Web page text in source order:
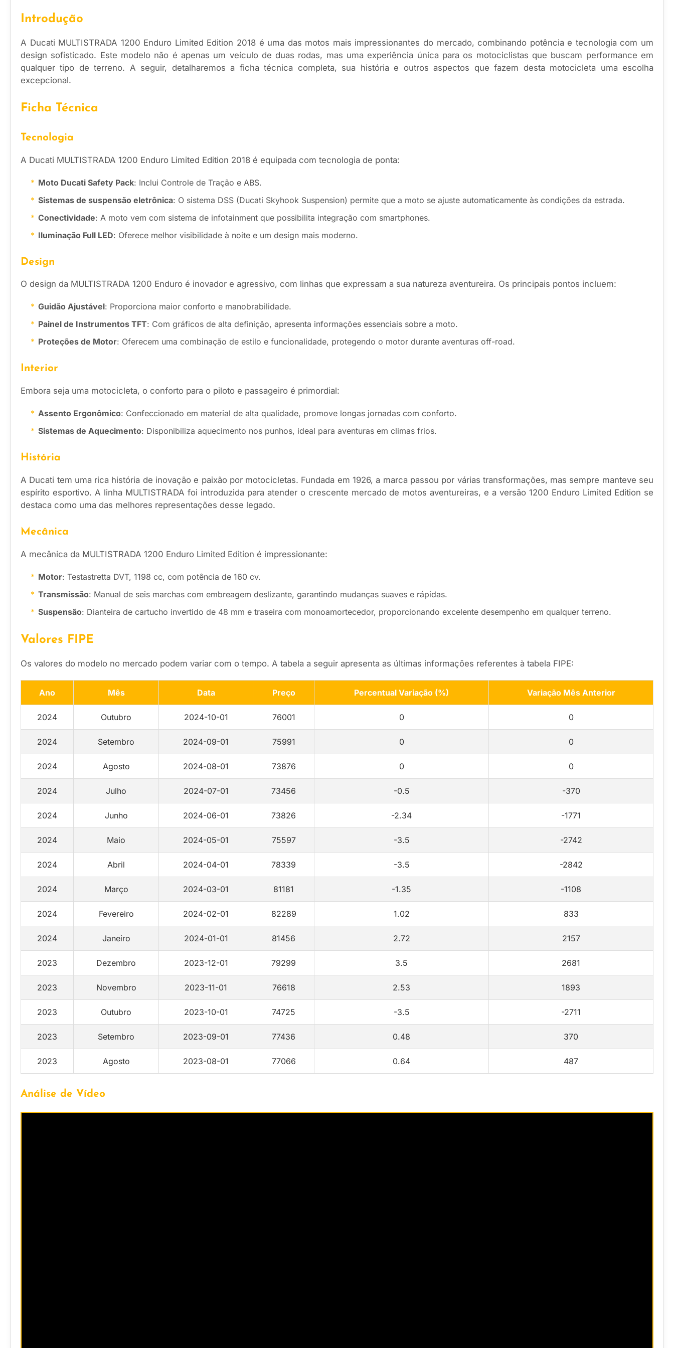
Introdução
A Ducati MULTISTRADA 1200 Enduro Limited Edition 2018 é uma das motos mais impressionantes do mercado, combinando potência e tecnologia com um
design sofisticado. Este modelo não é apenas um veículo de duas rodas, mas uma experiência única para os motociclistas que buscam performance em
qualquer tipo de terreno. A seguir, detalharemos a ficha técnica completa, sua história e outros aspectos que fazem desta motocicleta uma escolha
excepcional.
Ficha Técnica
Tecnologia
A Ducati MULTISTRADA 1200 Enduro Limited Edition 2018 é equipada com tecnologia de ponta:
Moto Ducati Safety Pack: Inclui Controle de Tração e ABS.
Sistemas de suspensão eletrônica: O sistema DSS (Ducati Skyhook Suspension) permite que a moto se ajuste automaticamente às condições da estrada.
Conectividade: A moto vem com sistema de infotainment que possibilita integração com smartphones.
Iluminação Full LED: Oferece melhor visibilidade à noite e um design mais moderno.
Design
O design da MULTISTRADA 1200 Enduro é inovador e agressivo, com linhas que expressam a sua natureza aventureira. Os principais pontos incluem:
Guidão Ajustável: Proporciona maior conforto e manobrabilidade.
Painel de Instrumentos TFT: Com gráficos de alta definição, apresenta informações essenciais sobre a moto.
Proteções de Motor: Oferecem uma combinação de estilo e funcionalidade, protegendo o motor durante aventuras off-road.
Interior
Embora seja uma motocicleta, o conforto para o piloto e passageiro é primordial:
Assento Ergonômico: Confeccionado em material de alta qualidade, promove longas jornadas com conforto.
Sistemas de Aquecimento: Disponibiliza aquecimento nos punhos, ideal para aventuras em climas frios.
História
A Ducati tem uma rica história de inovação e paixão por motocicletas. Fundada em 1926, a marca passou por várias transformações, mas sempre manteve seu
espírito esportivo. A linha MULTISTRADA foi introduzida para atender o crescente mercado de motos aventureiras, e a versão 1200 Enduro Limited Edition se
destaca como uma das melhores representações desse legado.
Mecânica
A mecânica da MULTISTRADA 1200 Enduro Limited Edition é impressionante:
Motor: Testastretta DVT, 1198 cc, com potência de 160 cv.
Transmissão: Manual de seis marchas com embreagem deslizante, garantindo mudanças suaves e rápidas.
Suspensão: Dianteira de cartucho invertido de 48 mm e traseira com monoamortecedor, proporcionando excelente desempenho em qualquer terreno.
Valores FIPE
Os valores do modelo no mercado podem variar com o tempo. A tabela a seguir apresenta as últimas informações referentes à tabela FIPE:
Ano Mês Data Preço Percentual Variação (%) Variação Mês Anterior
2024 Outubro 2024-10-01 76001 0 0
2024 Setembro 2024-09-01 75991 0 0
2024 Agosto 2024-08-01 73876 0 0
2024 Julho 2024-07-01 73456 -0.5 -370
2024 Junho 2024-06-01 73826 -2.34 -1771
2024 Maio 2024-05-01 75597 -3.5 -2742
2024 Abril 2024-04-01 78339 -3.5 -2842
2024 Março 2024-03-01 81181 -1.35 -1108
2024 Fevereiro 2024-02-01 82289 1.02 833
2024 Janeiro 2024-01-01 81456 2.72 2157
2023 Dezembro 2023-12-01 79299 3.5 2681
2023 Novembro 2023-11-01 76618 2.53 1893
2023 Outubro 2023-10-01 74725 -3.5 -2711
2023 Setembro 2023-09-01 77436 0.48 370
2023 Agosto 2023-08-01 77066 0.64 487
Análise de Vídeo